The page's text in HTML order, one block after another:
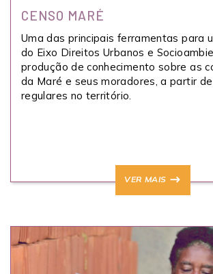
CENSO MARÉ
Uma das principais ferramentas para
do Eixo Direitos Urbanos e
produção de conhecimento sobre as
da Maré e seus moradores, a partir
regulares no território.
VER MAIS